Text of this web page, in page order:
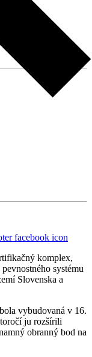
komplex,
systému
Slovenska a
vybudovaná v 16.
ju rozšírili
obranný bod na